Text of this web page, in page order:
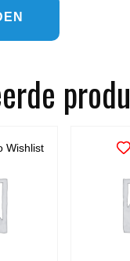
Wishlist